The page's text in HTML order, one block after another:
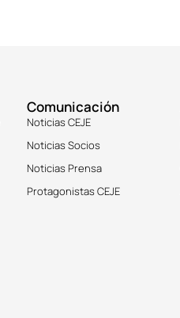
Comunicación
Noticias CEJE
Noticias Socios
Noticias Prensa
Protagonistas CEJE